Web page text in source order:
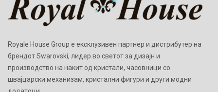
Royale House Group е ексклузивен партнер и дистрибутер на
брендот Swarovski, лидер во светот за дизајн и
производство на накит од кристали, часовници со
швајцарски механизам, кристални фигури и други модни